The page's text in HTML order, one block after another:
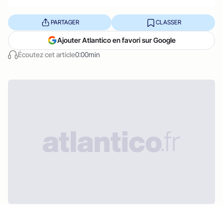
Écoutez cet article0:00min
PARTAGER CLASSER
Ajouter Atlantico en favori sur Google